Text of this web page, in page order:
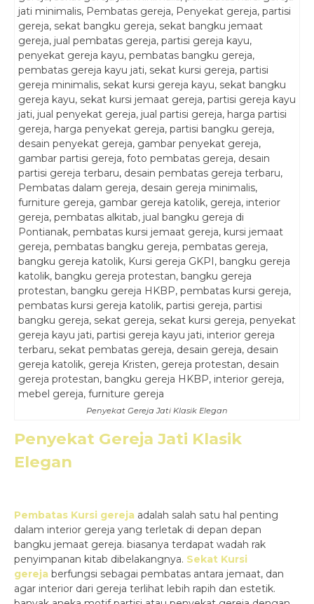
Penyekat Gereja Jati Klasik Elegan
Penyekat Gereja Jati Klasik
Elegan
Pembatas Kursi gereja adalah salah satu hal penting
dalam interior gereja yang terletak di depan depan
bangku jemaat gereja. biasanya terdapat wadah rak
penyimpanan kitab dibelakangnya. Sekat Kursi
gereja berfungsi sebagai pembatas antara jemaat, dan
agar interior dari gereja terlihat lebih rapih dan estetik.